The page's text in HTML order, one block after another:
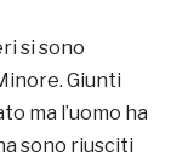
si sono
Giunti
ma l’uomo ha
sono riusciti